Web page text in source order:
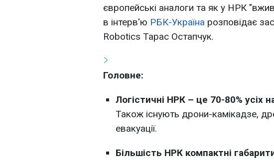
європейські аналоги та як у НРК
в інтерв'ю РБК-Україна розповідає
Robotics Тарас Остапчук.
Головне:
Логістичні НРК – це 70-80% усіх
Також існують дрони-камікадзе,
евакуації.
Більшість НРК компактні